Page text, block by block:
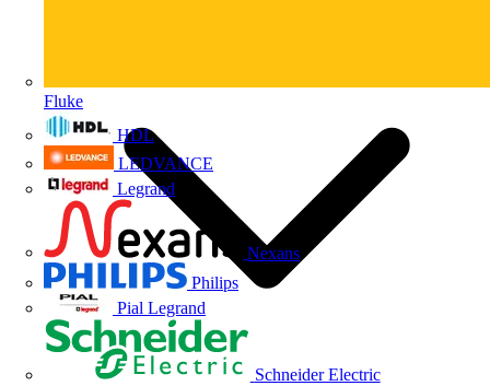
Fluke
HDL
LEDVANCE
Legrand
Nexans
Philips
Pial Legrand
Schneider Electric